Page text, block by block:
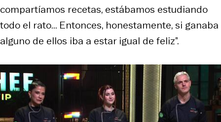
compartíamos recetas, estábamos estudiando
todo el rato... Entonces, honestamente, si ganaba
alguno de ellos iba a estar igual de feliz”.